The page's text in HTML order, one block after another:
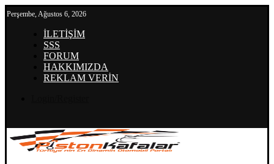
Perşembe, Ağustos 6, 2026
İLETİŞİM
SSS
FORUM
HAKKIMIZDA
REKLAM VERİN